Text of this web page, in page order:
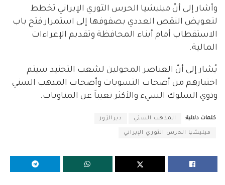
وأشار إلى أنّ ميليشيا الحرس الثوري الإيراني تخطط
لتعويض النقص العددي بصفوفها إلى استمرار فتح باب
الاستقطاب أمام أبناء المحافظة وتقديم الإغراءات
المالية.
يُشار إلى أنّ العناصر المحولين لشعب التجنيد سيتم
اختيارهم من أصحاب التسويات وأصحاب المذهب السني
وذوي السلوك السيء والأكثر تغيباً عن المناوبات.
كلمات دلالية: المذهب السني ديرالزور
ميليشيا الحرس الثوري الإيراني